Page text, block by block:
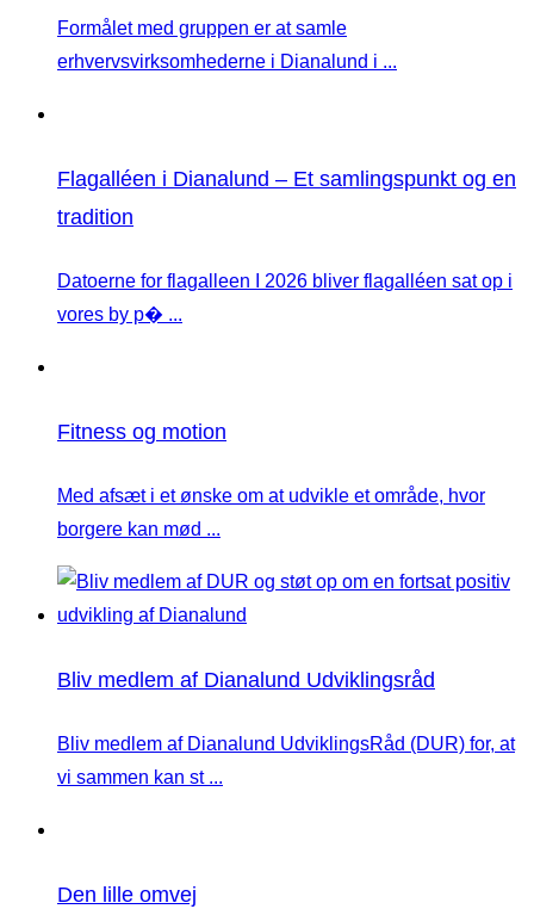
Formålet med gruppen er at samle
erhvervsvirksomhederne i Dianalund i ...
Flagalléen i Dianalund – Et samlingspunkt og en
tradition
Datoerne for flagalleen I 2026 bliver flagalléen sat op i
vores by p� ...
Fitness og motion
Med afsæt i et ønske om at udvikle et område, hvor
borgere kan mød ...
Bliv medlem af Dianalund Udviklingsråd
Bliv medlem af Dianalund UdviklingsRåd (DUR) for, at
vi sammen kan st ...
Den lille omvej